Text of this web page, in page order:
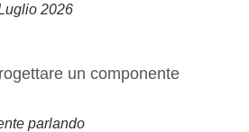
2026
parlando